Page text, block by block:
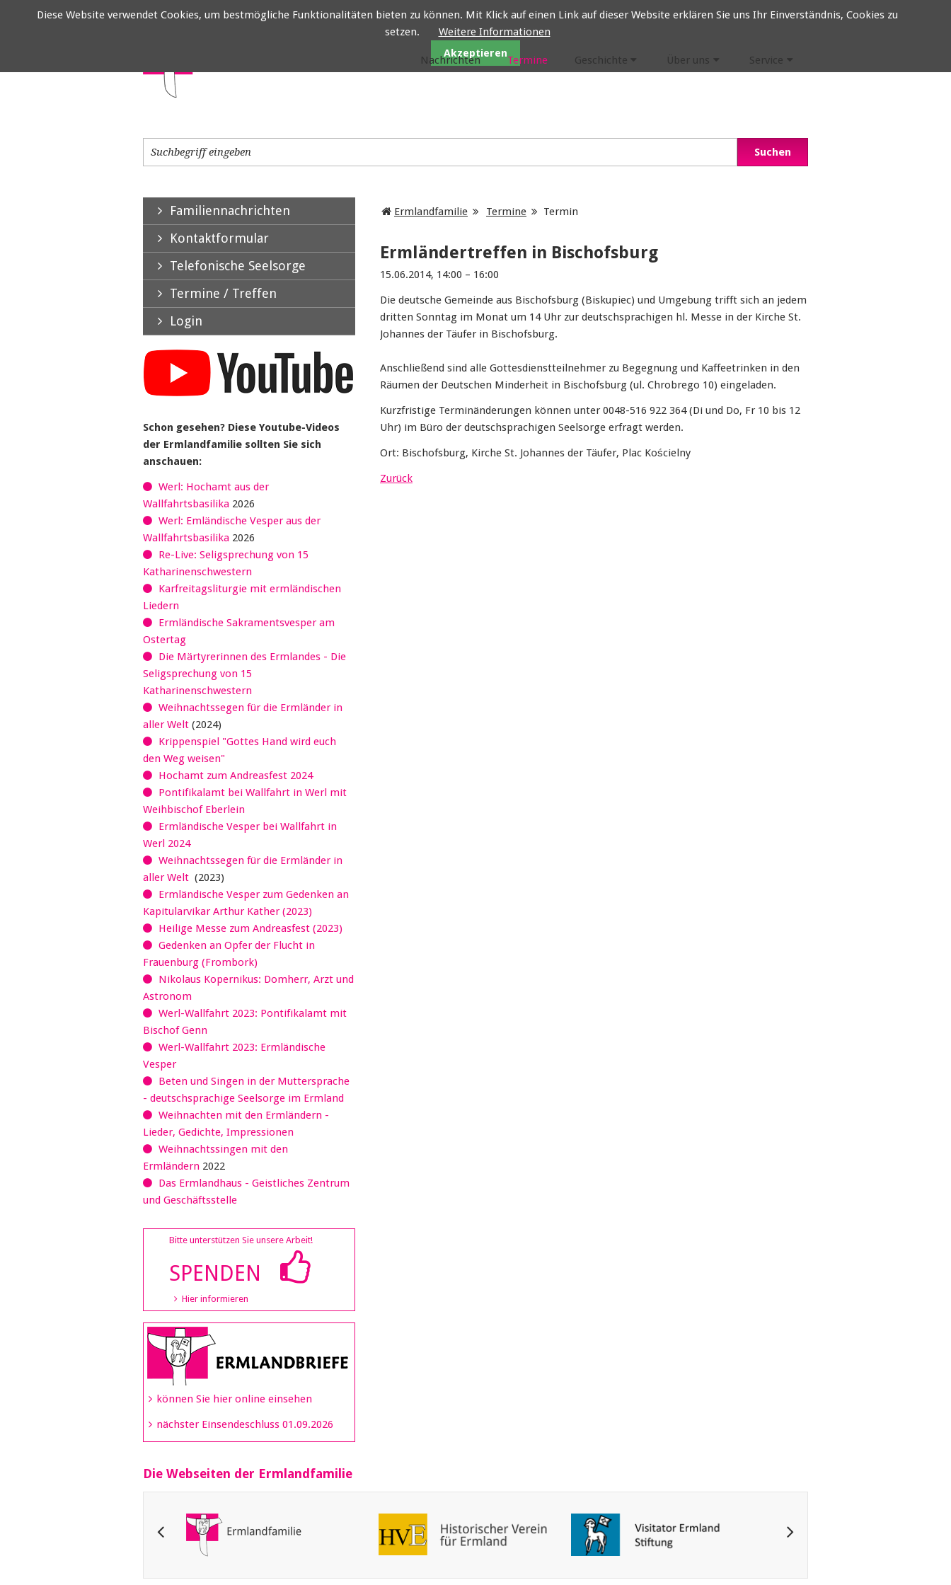
Nachrichten
Termine Geschichte Über uns Service
Ermlandfamilie Termine Termin
Ermländertreffen in Bischofsburg
15.06.2014, 14:00 – 16:00
Die deutsche Gemeinde aus Bischofsburg (Biskupiec) und Umgebung trifft sich an jedem
dritten Sonntag im Monat um 14 Uhr zur deutschsprachigen hl. Messe in der Kirche St.
Johannes der Täufer in Bischofsburg.
Anschließend sind alle Gottesdienstteilnehmer zu Begegnung und Kaffeetrinken in den
Räumen der Deutschen Minderheit in Bischofsburg (ul. Chrobrego 10) eingeladen.
Kurzfristige Terminänderungen können unter 0048-516 922 364 (Di und Do, Fr 10 bis 12
Uhr) im Büro der deutschsprachigen Seelsorge erfragt werden.
Ort: Bischofsburg, Kirche St. Johannes der Täufer, Plac Kościelny
Zurück
Familiennachrichten
Kontaktformular
Telefonische Seelsorge
Termine / Treffen
Login
Schon gesehen? Diese Youtube-Videos
der Ermlandfamilie sollten Sie sich
anschauen:
Werl: Hochamt aus der
Wallfahrtsbasilika 2026
Werl: Emländische Vesper aus der
Wallfahrtsbasilika 2026
Re-Live: Seligsprechung von 15
Katharinenschwestern
Karfreitagsliturgie mit ermländischen
Liedern
Ermländische Sakramentsvesper am
Ostertag
Die Märtyrerinnen des Ermlandes - Die
Seligsprechung von 15
Katharinenschwestern
Weihnachtssegen für die Ermländer in
aller Welt (2024)
Krippenspiel "Gottes Hand wird euch
den Weg weisen"
Hochamt zum Andreasfest 2024
Pontifikalamt bei Wallfahrt in Werl mit
Weihbischof Eberlein
Ermländische Vesper bei Wallfahrt in
Werl 2024
Weihnachtssegen für die Ermländer in
aller Welt (2023)
Ermländische Vesper zum Gedenken an
Kapitularvikar Arthur Kather (2023)
Heilige Messe zum Andreasfest (2023)
Gedenken an Opfer der Flucht in
Frauenburg (Frombork)
Nikolaus Kopernikus: Domherr, Arzt und
Astronom
Werl-Wallfahrt 2023: Pontifikalamt mit
Bischof Genn
Werl-Wallfahrt 2023: Ermländische
Vesper
Beten und Singen in der Muttersprache
- deutschsprachige Seelsorge im Ermland
Weihnachten mit den Ermländern -
Lieder, Gedichte, Impressionen
Weihnachtssingen mit den
Ermländern 2022
Das Ermlandhaus - Geistliches Zentrum
und Geschäftsstelle
Bitte unterstützen Sie unsere Arbeit!
SPENDEN
Hier informieren
können Sie hier online einsehen
nächster Einsendeschluss 01.09.2026
Die Webseiten der Ermlandfamilie
Diese Website verwendet Cookies, um bestmögliche Funktionalitäten bieten zu können. Mit Klick auf einen Link auf dieser Website erklären Sie uns Ihr Einverständnis, Cookies zu
setzen.
Weitere Informationen
Akzeptieren